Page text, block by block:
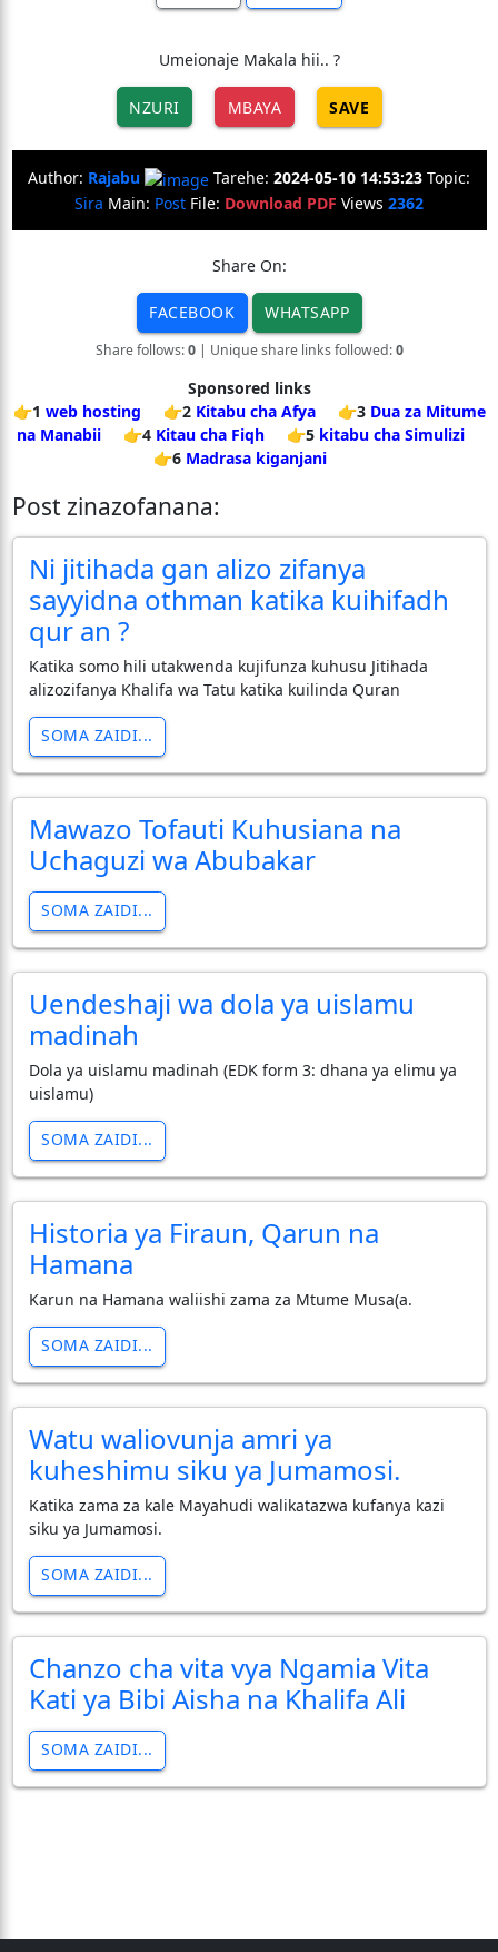
Umeionaje Makala hii.. ?
NZURI MBAYA SAVE
Author: Rajabu Tarehe: 2024-05-10 14:53:23 Topic:
Sira Main: Post File: Download PDF Views 2362
Share On:
FACEBOOK WHATSAPP
Share follows:0| Unique share links followed:0
Sponsored links
👉1 web hosting 👉2 Kitabu cha Afya 👉3 Dua za Mitume
na Manabii
👉4 Kitau cha Fiqh 👉5 kitabu cha Simulizi
👉6 Madrasa kiganjani
Post zinazofanana:
Ni jitihada gan alizo zifanya
sayyidna othman katika kuihifadh
qur an ?
Katika somo hili utakwenda kujifunza kuhusu Jitihada
alizozifanya Khalifa wa Tatu katika kuilinda Quran
SOMA ZAIDI...
Mawazo Tofauti Kuhusiana na
Uchaguzi wa Abubakar
SOMA ZAIDI...
Uendeshaji wa dola ya uislamu
madinah
Dola ya uislamu madinah (EDK form 3: dhana ya elimu ya
uislamu)
SOMA ZAIDI...
Historia ya Firaun, Qarun na
Hamana
Karun na Hamana waliishi zama za Mtume Musa(a.
SOMA ZAIDI...
Watu waliovunja amri ya
kuheshimu siku ya Jumamosi.
Katika zama za kale Mayahudi walikatazwa kufanya kazi
siku ya Jumamosi.
SOMA ZAIDI...
Chanzo cha vita vya Ngamia Vita
Kati ya Bibi Aisha na Khalifa Ali
SOMA ZAIDI...